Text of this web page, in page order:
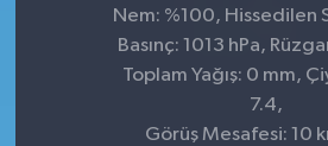
Nem: %100, Hissedilen
Basınç: 1013 hPa,
Toplam Yağış: 0 mm,
7.4,
Görüş Mesafesi: 10